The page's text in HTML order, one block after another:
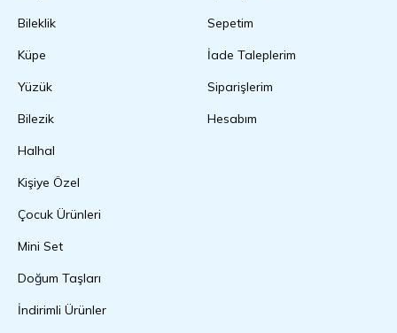
Bileklik
Küpe
Yüzük
Bilezik
Halhal
Kişiye Özel
Çocuk Ürünleri
Mini Set
Doğum Taşları
İndirimli Ürünler
Sepetim
İade Taleplerim
Siparişlerim
Hesabım